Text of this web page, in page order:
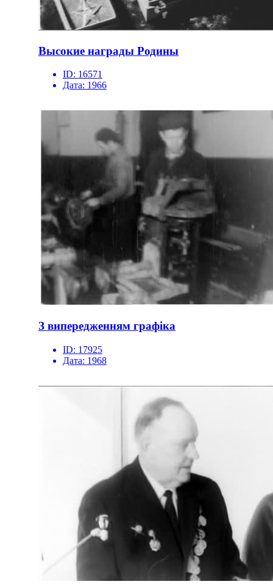
Высокие награды Родины
ID: 16571
Дата: 1966
З випередженням графіка
ID: 17925
Дата: 1968